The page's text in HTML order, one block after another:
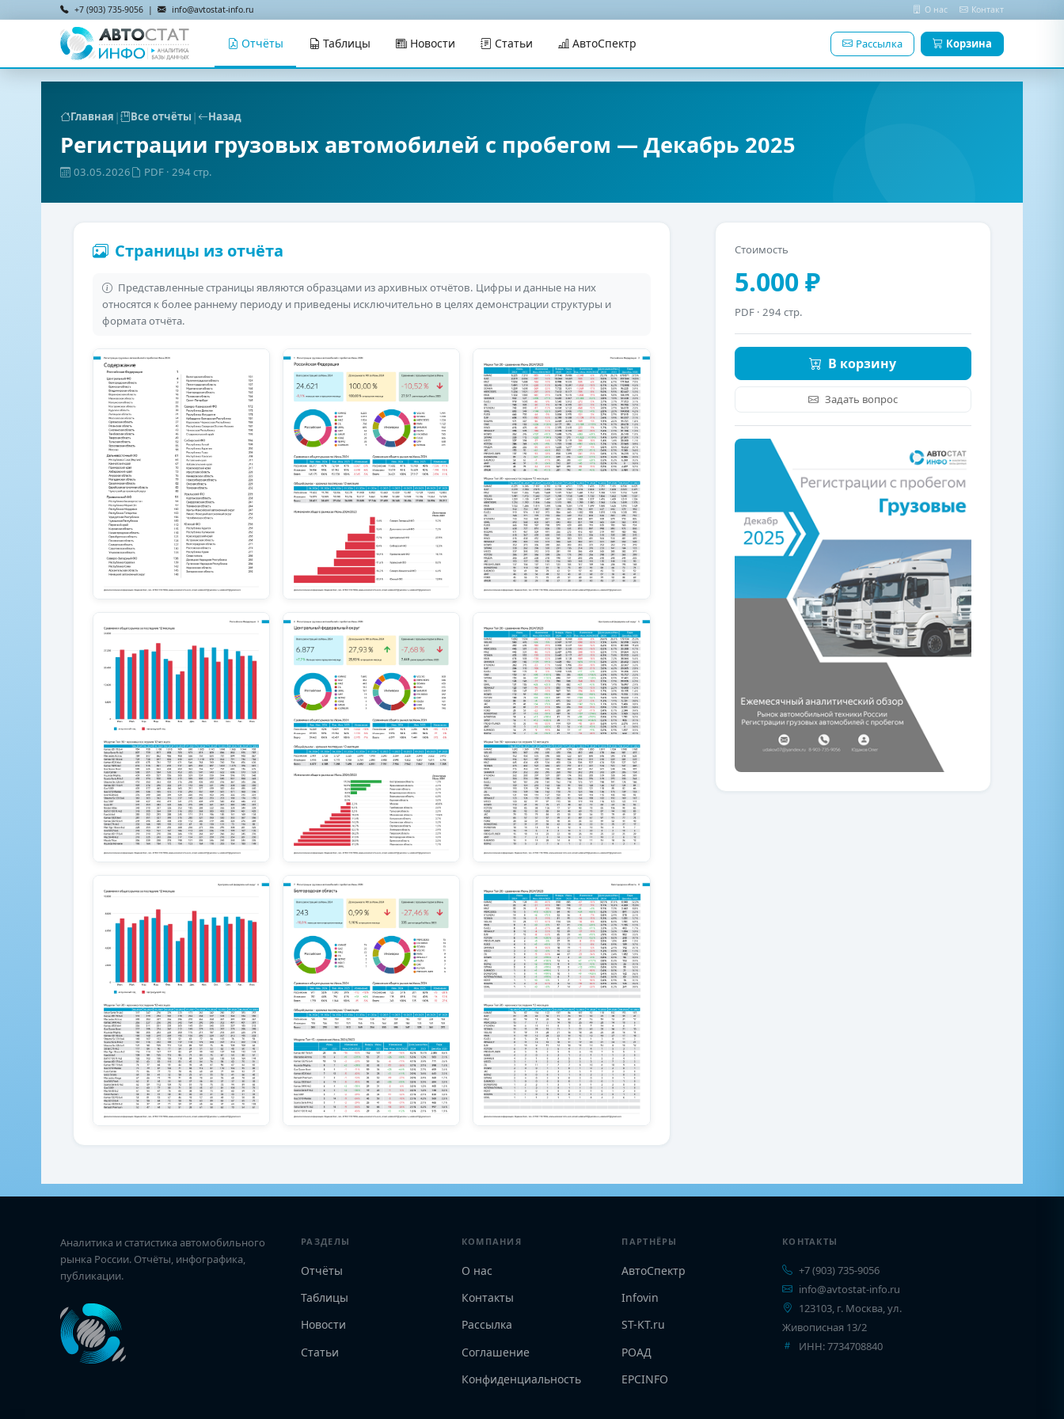
+7 (903) 735-9056 | info@avtostat-info.ru О нас Контакт
Отчёты Таблицы Новости Статьи АвтоСпектр Рассылка Корзина
Главная | Все отчёты | Назад
Регистрации грузовых автомобилей с пробегом — Декабрь 2025
03.05.2026 PDF · 294 стр.
Страницы из отчёта
Представленные страницы являются образцами из архивных отчётов. Цифры и данные на них
относятся к более раннему периоду и приведены исключительно в целях демонстрации структуры и
формата отчёта.
Стоимость
5.000 ₽
PDF · 294 стр.
В корзину
Задать вопрос
Аналитика и статистика автомобильного
рынка России. Отчёты, инфографика,
публикации.
РАЗДЕЛЫ
Отчёты
Таблицы
Новости
Статьи
КОМПАНИЯ
О нас
Контакты
Рассылка
Соглашение
Конфиденциальность
ПАРТНЁРЫ
АвтоСпектр
Infovin
ST-KT.ru
РОАД
EPCINFO
КОНТАКТЫ
+7 (903) 735-9056
info@avtostat-info.ru
123103, г. Москва, ул.
Живописная 13/2
ИНН: 7734708840